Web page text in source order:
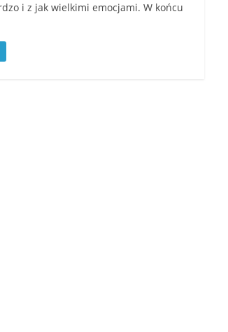
i z jak wielkimi emocjami. W końcu